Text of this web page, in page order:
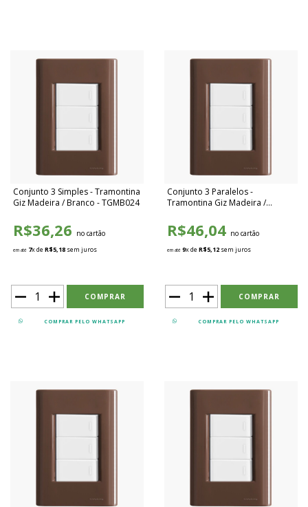
Conjunto 3 Simples - Tramontina
Giz Madeira / Branco - TGMB024
R$36,26 no cartão
em até 7x deR$5,18 sem juros
COMPRAR PELO WHATSAPP
Conjunto 3 Paralelos -
Tramontina Giz Madeira /
R$46,04 no cartão
em até 9x deR$5,12 sem juros
COMPRAR PELO WHATSAPP